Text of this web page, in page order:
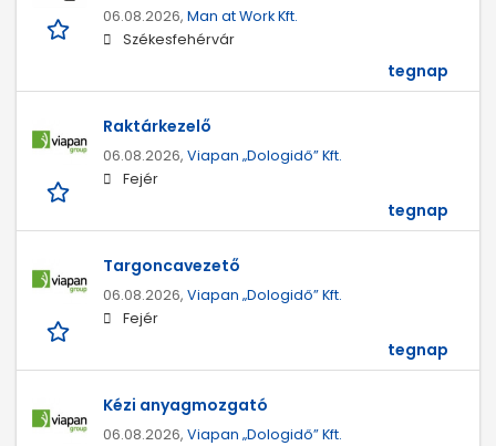
06.08.2026, Man at Work Kft.
Székesfehérvár
tegnap
Raktárkezelő
06.08.2026, Viapan „Dologidő” Kft.
Fejér
tegnap
Targoncavezető
06.08.2026, Viapan „Dologidő” Kft.
Fejér
tegnap
Kézi anyagmozgató
06.08.2026, Viapan „Dologidő” Kft.